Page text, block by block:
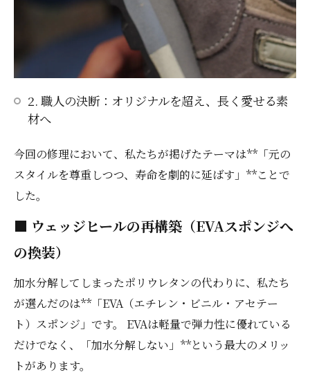
2. 職人の決断：オリジナルを超え、長く愛せる素
材へ
今回の修理において、私たちが掲げたテーマは**「元の
スタイルを尊重しつつ、寿命を劇的に延ばす」**ことで
した。
■ ウェッジヒールの再構築（EVAスポンジへ
の換装）
加水分解してしまったポリウレタンの代わりに、私たち
が選んだのは**「EVA（エチレン・ビニル・アセテー
ト）スポンジ」です。 EVAは軽量で弾力性に優れている
だけでなく、「加水分解しない」**という最大のメリッ
トがあります。